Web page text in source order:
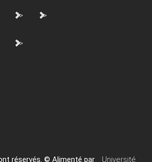
"> ">
">
réservés. © Alimenté par Université